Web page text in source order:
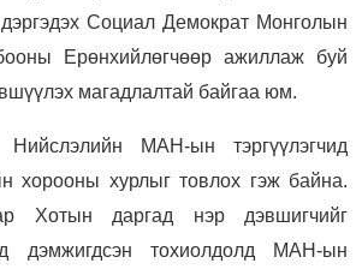
Социал Демократ Монголын
Ерөнхийлөгчөөр ажиллаж буй
магадлалтай байгаа юм.
МАН-ын тэргүүлэгчид
хорооны хурлыг товлох гэж байна.
Хотын даргад нэр дэвшигчийг
дэмжигдсэн тохиолдолд МАН-ын